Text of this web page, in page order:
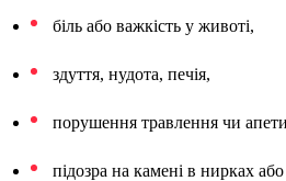
біль або важкість у животі,
здуття, нудота, печія,
порушення травлення чи
підозра на камені в нирках